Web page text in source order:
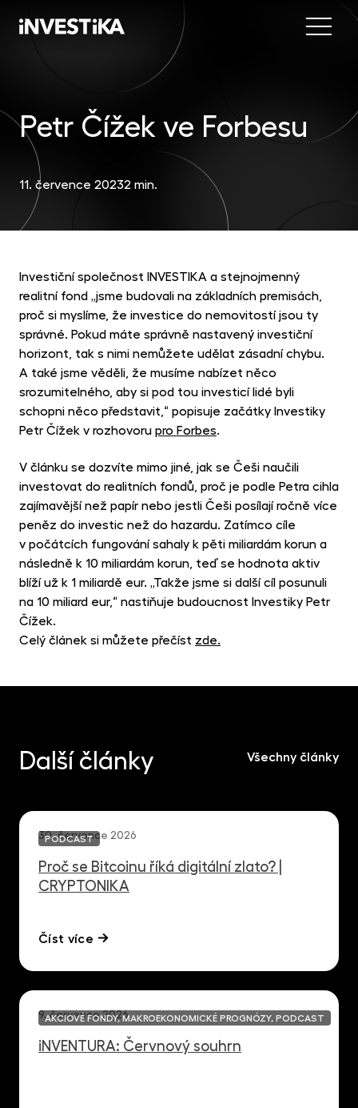
Menu
Petr Čížek ve Forbesu
11. července 20232 min.
Investiční společnost INVESTIKA a stejnojmenný
realitní fond „jsme budovali na základních premisách,
proč si myslíme, že investice do nemovitostí jsou ty
správné. Pokud máte správně nastavený investiční
horizont, tak s nimi nemůžete udělat zásadní chybu.
A také jsme věděli, že musíme nabízet něco
srozumitelného, aby si pod tou investicí lidé byli
schopni něco představit,“ popisuje začátky Investiky
Petr Čížek v rozhovoru pro Forbes.
V článku se dozvíte mimo jiné, jak se Češi naučili
investovat do realitních fondů, proč je podle Petra cihla
zajímavější než papír nebo jestli Češi posílají ročně více
peněz do investic než do hazardu. Zatímco cíle
v počátcích fungování sahaly k pěti miliardám korun a
následně k 10 miliardám korun, teď se hodnota aktiv
blíží už k 1 miliardě eur. „Takže jsme si další cíl posunuli
na 10 miliard eur,“ nastiňuje budoucnost Investiky Petr
Čížek.
Celý článek si můžete přečíst zde.
Další články Všechny články
30. července 2026
Proč se Bitcoinu říká digitální zlato? |
CRYPTONIKA
Číst více
PODCAST
9. července 2026
iNVENTURA: Červnový souhrn
AKCIOVÉ FONDY, MAKROEKONOMICKÉ PROGNÓZY, PODCAST